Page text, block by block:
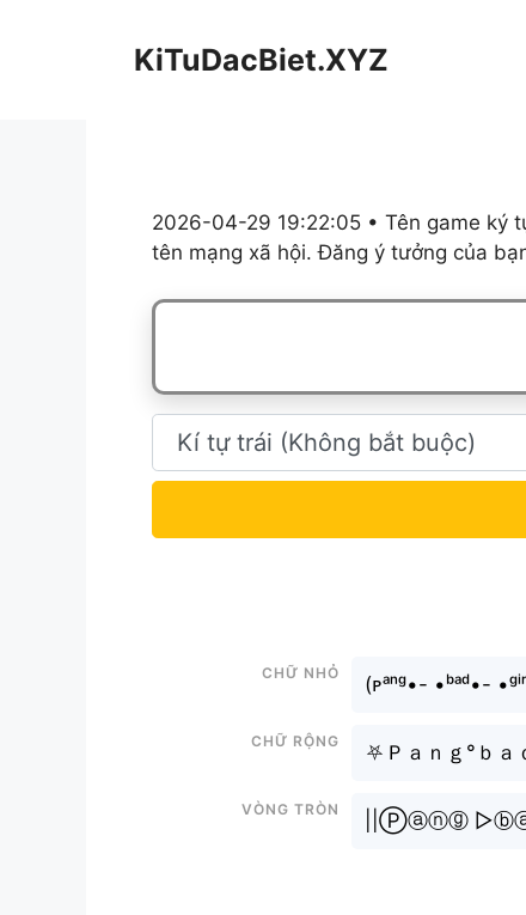
KiTuDacBiet.XYZ
2026-04-29 19:22:05 • Tên game ký
tên mạng xã hội. Đăng ý tưởng của
Chữ nhỏ
(ᴘᵃⁿᵍ•- •ᵇᵃᵈ•-
Chữ rộng
⛧Ｐａｎｇ°ｂａ
Vòng tròn
||Ⓟⓐⓝⓖ